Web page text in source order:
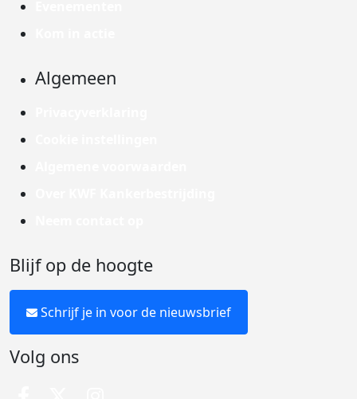
Algemeen
Blijf op de hoogte
Schrijf je in voor de nieuwsbrief
Volg ons